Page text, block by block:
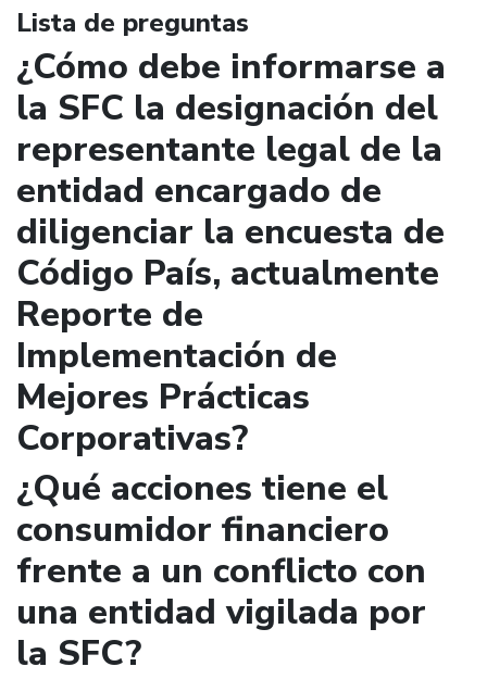
Lista de preguntas
¿Cómo debe informarse a
la SFC la designación del
representante legal de la
entidad encargado de
diligenciar la encuesta de
Código País, actualmente
Reporte de
Implementación de
Mejores Prácticas
Corporativas?
¿Qué acciones tiene el
consumidor financiero
frente a un conflicto con
una entidad vigilada por
la SFC?